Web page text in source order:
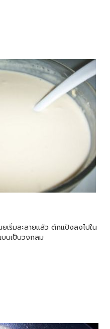
ยเริ่มละลายแล้ว ตักแป้งลงไปใน
บนเป็นวงกลม